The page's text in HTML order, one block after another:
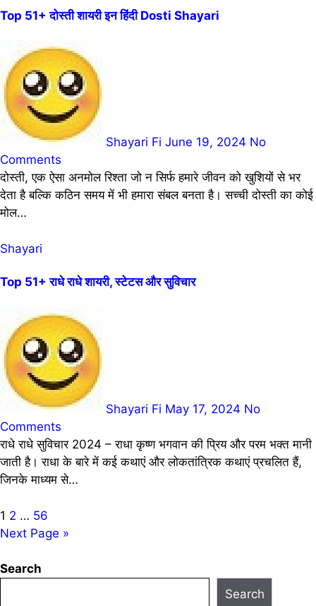
Top 51+ दोस्ती शायरी इन हिंदी Dosti Shayari
Shayari Fi June 19, 2024 No
Comments
दोस्ती, एक ऐसा अनमोल रिश्ता जो न सिर्फ हमारे जीवन को खुशियों से भर
देता है बल्कि कठिन समय में भी हमारा संबल बनता है। सच्ची दोस्ती का कोई
मोल…
Shayari
Top 51+ राधे राधे शायरी, स्टेटस और सुविचार
Shayari Fi May 17, 2024 No
Comments
राधे राधे सुविचार 2024 – राधा कृष्ण भगवान की प्रिय और परम भक्त मानी
जाती है। राधा के बारे में कई कथाएं और लोकतांत्रिक कथाएं प्रचलित हैं,
जिनके माध्यम से…
Posts
pagination
1 2 … 56
Next Page »
Search
Search